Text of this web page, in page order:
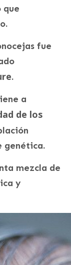
que
fue
.
a
de los
genética.
mezcla de
y